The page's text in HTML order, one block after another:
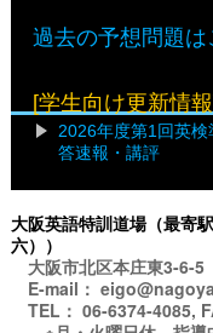
過去の予想問題は
[学生向け更新情
2026年度第1回英検
答速報・講評
大阪英語特訓道場（最寄
六））
大阪市北区本庄東3-6-5
E-mail：
TEL： 06-6374-4085,